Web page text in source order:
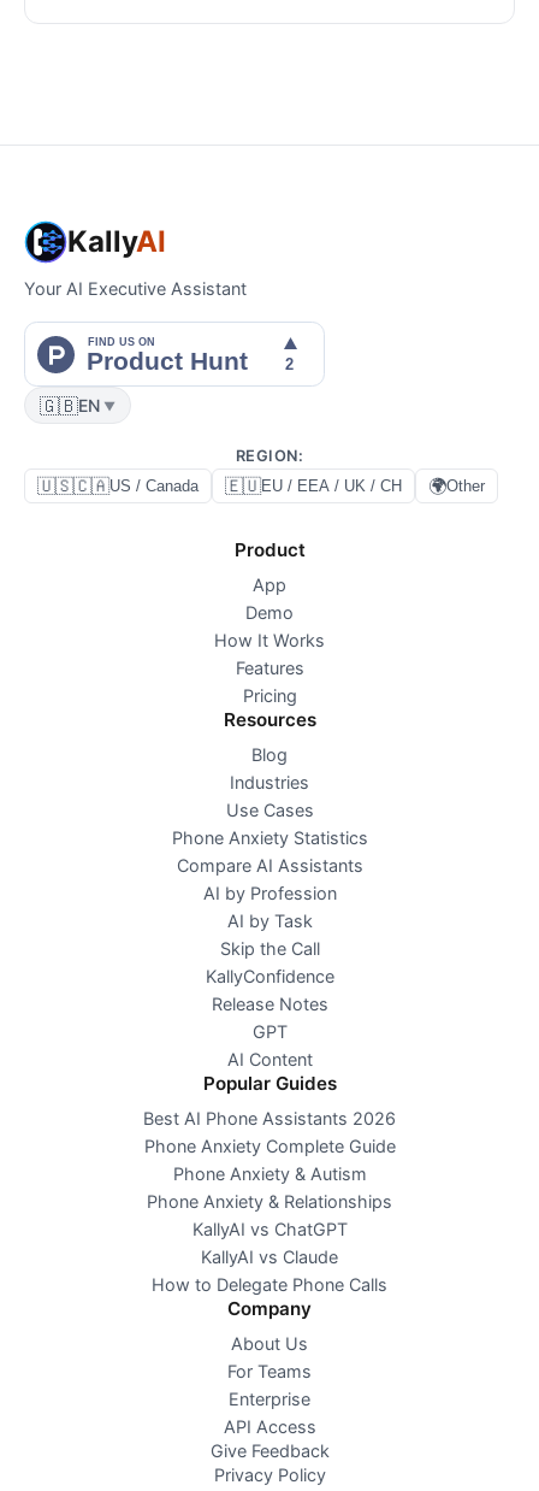
KallyAI
Your AI Executive Assistant
🇬🇧EN ▼
REGION:
🇺🇸🇨🇦US / Canada 🇪🇺EU / EEA / UK / CH 🌍Other
Product
App
Demo
How It Works
Features
Pricing
Resources
Blog
Industries
Use Cases
Phone Anxiety Statistics
Compare AI Assistants
AI by Profession
AI by Task
Skip the Call
KallyConfidence
Release Notes
GPT
AI Content
Popular Guides
Best AI Phone Assistants 2026
Phone Anxiety Complete Guide
Phone Anxiety & Autism
Phone Anxiety & Relationships
KallyAI vs ChatGPT
KallyAI vs Claude
How to Delegate Phone Calls
Company
About Us
For Teams
Enterprise
API Access
Give Feedback
Privacy Policy